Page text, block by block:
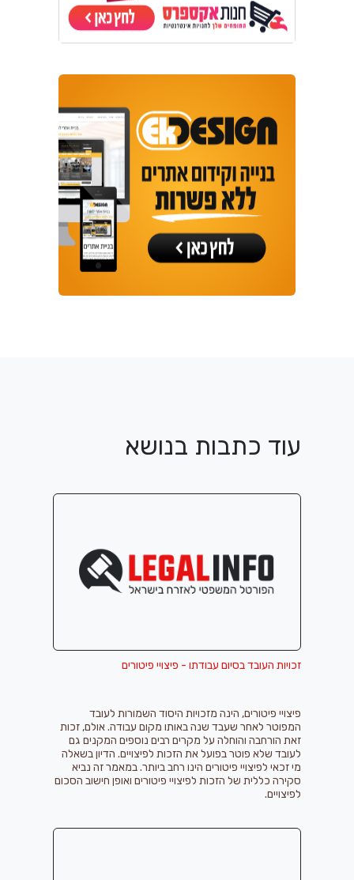
עוד כתבות בנושא
זכויות העובד בסיום עבודתו - פיצויי פיטורים
פיצויי פיטורים, הינה מזכויות היסוד השמורות לעובד
המפוטר לאחר שעבד שנה באותו מקום עבודה. אולם, זכות
זאת הורחבה והוחלה על מקרים רבים נוספים המקנים גם
לעובד שלא פוטר בפועל את הזכות לפיצויים. הדיון בשאלה
מי זכאי לפיצויי פיטורים הינו רחב ביותר. במאמר זה נביא
סקירה כללית של הזכות לפיצויי פיטורים ואופן חישוב הסכום
לפיצויים.